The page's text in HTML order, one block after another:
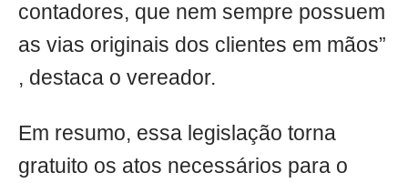
contadores, que nem sempre possuem
as vias originais dos clientes em mãos”
, destaca o vereador.
Em resumo, essa legislação torna
gratuito os atos necessários para o